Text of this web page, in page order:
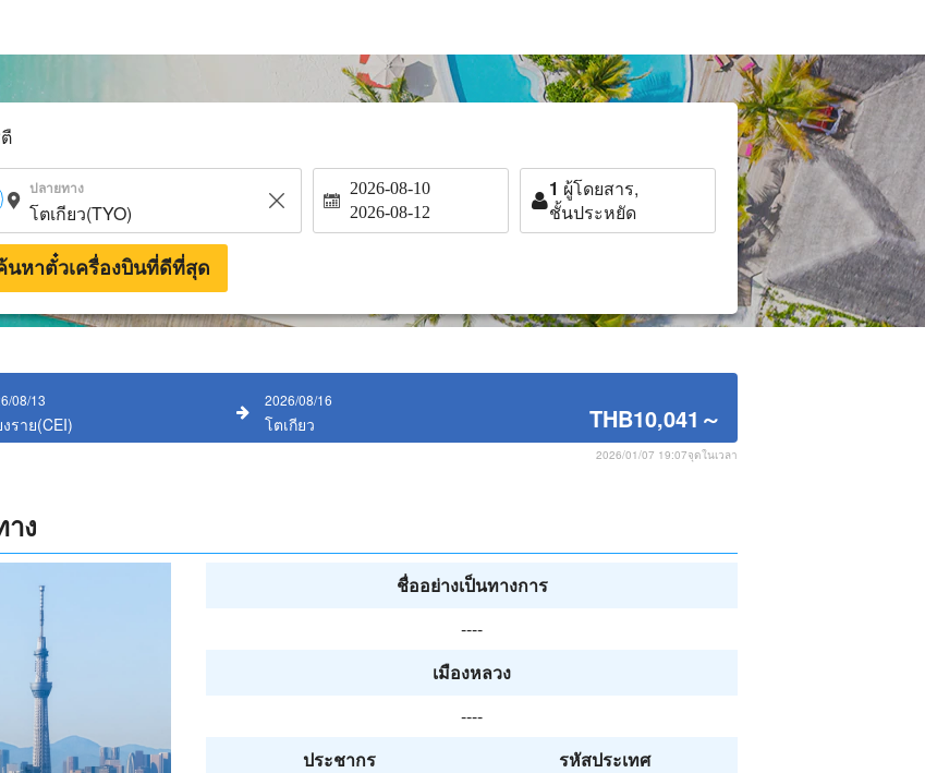
ปลายทาง 2026-08-10
2026-08-12
1 ผู้โดยสาร,
ชั้นประหยัด
นหาตั๋วเครื่องบินที่ดีที่สุด
08/13
งราย(CEI)
2026/08/16
โตเกียว THB10,041 ～
2026/01/07 19:07จุดในเวลา
ง
ชื่ออย่างเป็นทางการ
----
เมืองหลวง
----
ประชากร
รหัสประเทศ